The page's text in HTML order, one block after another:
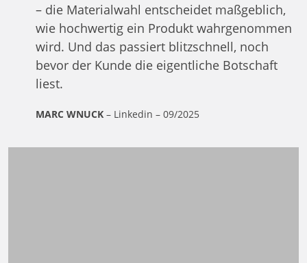
– die Materialwahl entscheidet maßgeblich,
wie hochwertig ein Produkt wahrgenommen
wird. Und das passiert blitzschnell, noch
bevor der Kunde die eigentliche Botschaft
liest.
MARC WNUCK – Linkedin – 09/2025